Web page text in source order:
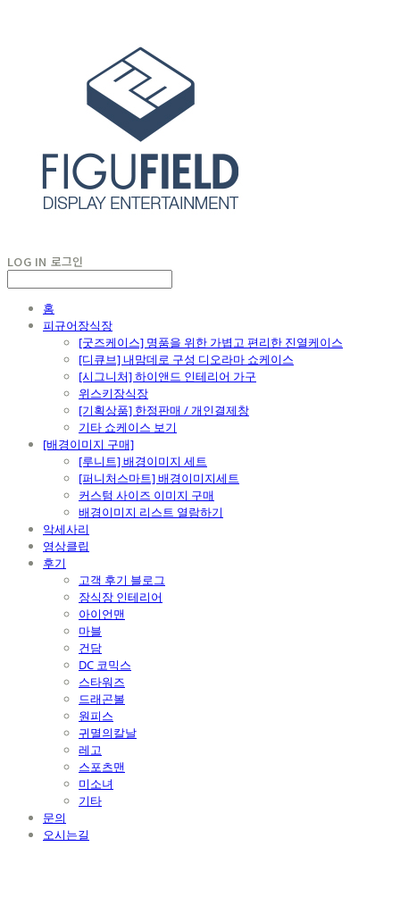
LOG IN 로그인
홈
피규어장식장
[굿즈케이스] 명품을 위한 가볍고 편리한 진열케이스
[디큐브] 내맘데로 구성 디오라마 쇼케이스
[시그니처] 하이앤드 인테리어 가구
위스키장식장
[기획상품] 한정판매 / 개인결제창
기타 쇼케이스 보기
[배경이미지 구매]
[루니트] 배경이미지 세트
[퍼니처스마트] 배경이미지세트
커스텀 사이즈 이미지 구매
배경이미지 리스트 열람하기
악세사리
영상클립
후기
고객 후기 블로그
장식장 인테리어
아이언맨
마블
건담
DC 코믹스
스타워즈
드래곤볼
원피스
귀멸의칼날
레고
스포츠맨
미소녀
기타
문의
오시는길